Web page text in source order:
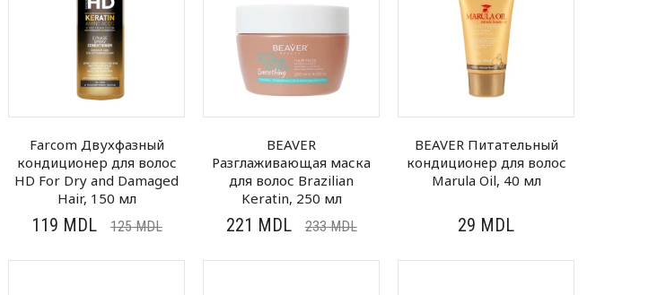
Farcom Двухфазный
кондиционер для волос
HD For Dry and Damaged
Hair, 150 мл
119 MDL 125MDL
BEAVER
Разглаживающая маска
для волос Brazilian
Keratin, 250 мл
221 MDL 233MDL
BEAVER Питательный
кондиционер для волос
Marula Oil, 40 мл
29 MDL